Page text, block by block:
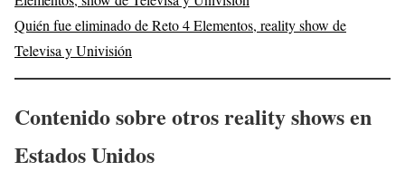
Quién fue eliminado de Reto 4 Elementos, reality show de
Televisa y Univisión
Contenido sobre otros reality shows en
Estados Unidos